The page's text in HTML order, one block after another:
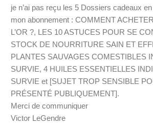
je n’ai pas reçu les 5 Dossiers cadeaux
mon abonnement : COMMENT
L’OR ?, LES 10 ASTUCES POUR SE
STOCK DE NOURRITURE SAIN ET
PLANTES SAUVAGES COMESTIBLES
SURVIE, 4 HUILES ESSENTIELLES
SURVIE et [SUJET TROP SENSIBLE
PRÉSENTÉ PUBLIQUEMENT].
Merci de communiquer
Victor LeGendre